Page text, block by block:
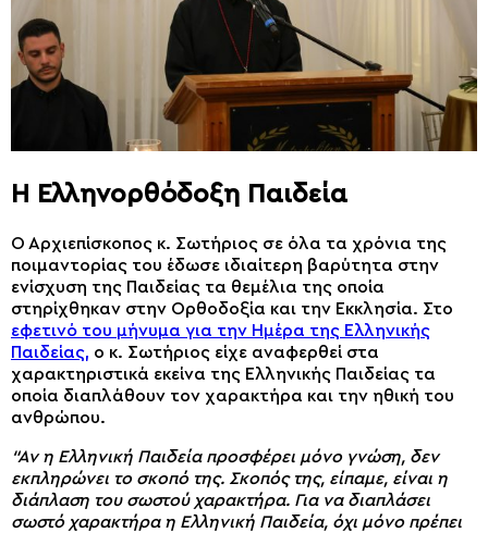
Η Ελληνορθόδοξη Παιδεία
Ο Αρχιεπίσκοπος κ. Σωτήριος σε όλα τα χρόνια της
ποιμαντορίας του έδωσε ιδιαίτερη βαρύτητα στην
ενίσχυση της Παιδείας τα θεμέλια της οποία
στηρίχθηκαν στην Ορθοδοξία και την Εκκλησία. Στο
εφετινό του μήνυμα για την Ημέρα της Ελληνικής
Παιδείας, ο κ. Σωτήριος είχε αναφερθεί στα
χαρακτηριστικά εκείνα της Ελληνικής Παιδείας τα
οποία διαπλάθουν τον χαρακτήρα και την ηθική του
ανθρώπου.
“Αν η Ελληνική Παιδεία προσφέρει μόνο γνώση, δεν
εκπληρώνει το σκοπό της. Σκοπός της, είπαμε, είναι η
διάπλαση του σωστού χαρακτήρα. Για να διαπλάσει
σωστό χαρακτήρα η Ελληνική Παιδεία, όχι μόνο πρέπει